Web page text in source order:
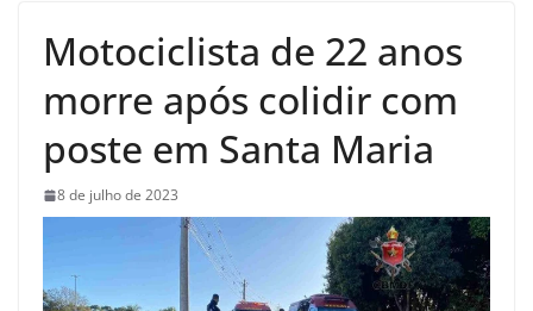
Motociclista de 22 anos
morre após colidir com
poste em Santa Maria
8 de julho de 2023